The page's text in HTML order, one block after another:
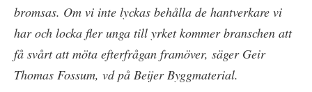
bromsas. Om vi inte lyckas behålla de hantverkare vi
har och locka fler unga till yrket kommer branschen att
få svårt att möta efterfrågan framöver, säger Geir
Thomas Fossum, vd på Beijer Byggmaterial.